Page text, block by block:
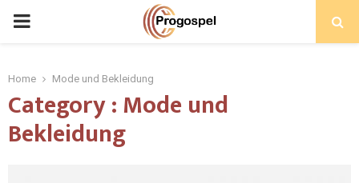
PRIMARY
Home Mode und Bekleidung
Category : Mode und
Bekleidung